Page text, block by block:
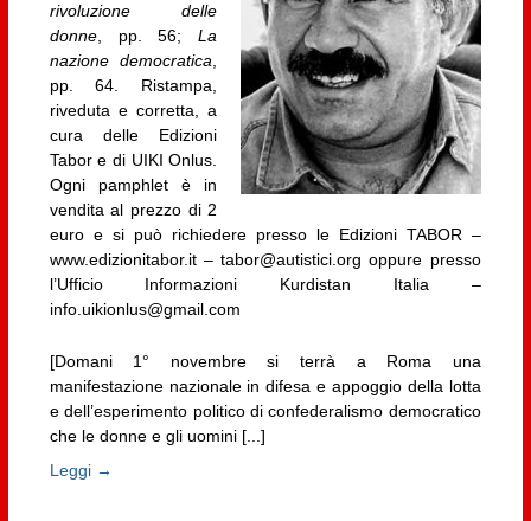
rivoluzione delle
donne, pp. 56;La
nazione democratica,
pp. 64. Ristampa,
riveduta e corretta, a
cura delle Edizioni
Tabor e di UIKI Onlus.
Ogni pamphlet è in
vendita al prezzo di 2
euro e si può richiedere presso le Edizioni TABOR –
www.edizionitabor.it – tabor@autistici.org oppure presso
l’Ufficio Informazioni Kurdistan Italia –
info.uikionlus@gmail.com
[Domani 1° novembre si terrà a Roma una
manifestazione nazionale in difesa e appoggio della lotta
e dell’esperimento politico di confederalismo democratico
che le donne e gli uomini [...]
Leggi →